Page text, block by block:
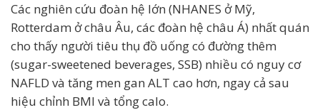
Các nghiên cứu đoàn hệ lớn (NHANES ở Mỹ,
Rotterdam ở châu Âu, các đoàn hệ châu Á) nhất quán
cho thấy người tiêu thụ đồ uống có đường thêm
(sugar-sweetened beverages, SSB) nhiều có nguy cơ
NAFLD và tăng men gan ALT cao hơn, ngay cả sau
hiệu chỉnh BMI và tổng calo.